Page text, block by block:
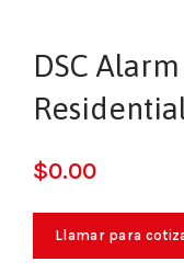
DSC
$0.00
Llamar para